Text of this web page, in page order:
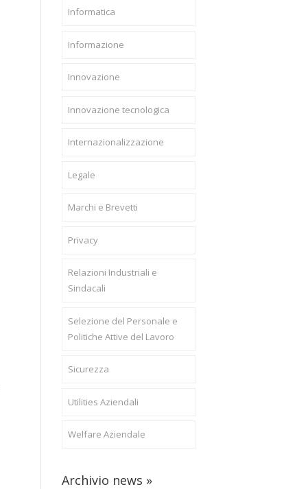
Informatica
Informazione
Innovazione
Innovazione tecnologica
Internazionalizzazione
Legale
Marchi e Brevetti
Privacy
Relazioni Industriali e
Sindacali
Selezione del Personale e
Politiche Attive del Lavoro
Sicurezza
Utilities Aziendali
Welfare Aziendale
Archivio news »